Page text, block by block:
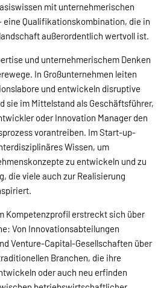
mit unternehmerischen
eine Qualifikationskombination, die in
außerordentlich wertvoll ist.
und unternehmerischem Denken
In Großunternehmen leiten
und entwickeln disruptive
sie im Mittelstand als Geschäftsführer,
oder Innovation Manager den
vorantreiben. Im Start-up-
Wissen, um
zu entwickeln und zu
die viele auch zur Realisierung
Kompetenzprofil erstreckt sich über
Von Innovationsabteilungen
Venture-Capital-Gesellschaften über
Branchen, die ihre
oder auch neu erfinden